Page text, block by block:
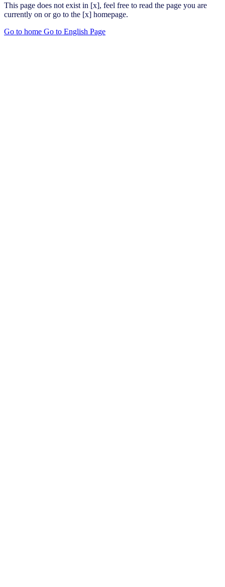
This page does not exist in [x], feel free to read the page you are
currently on or go to the [x] homepage.
Go to home Go to English Page